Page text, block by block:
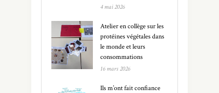
4 mai 2026
Atelier en collège sur les
protéines végétales dans
le monde et leurs
consommations
16 mars 2026
Ils m’ont fait confiance